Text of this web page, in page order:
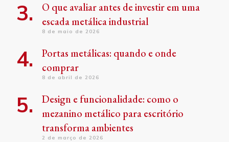
O que avaliar antes de investir em uma
escada metálica industrial
8 de maio de 2026
Portas metálicas: quando e onde
comprar
8 de abril de 2026
Design e funcionalidade: como o
mezanino metálico para escritório
transforma ambientes
2 de março de 2026